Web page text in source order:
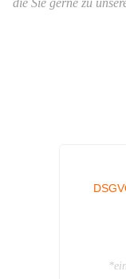
die Sie gerne zu